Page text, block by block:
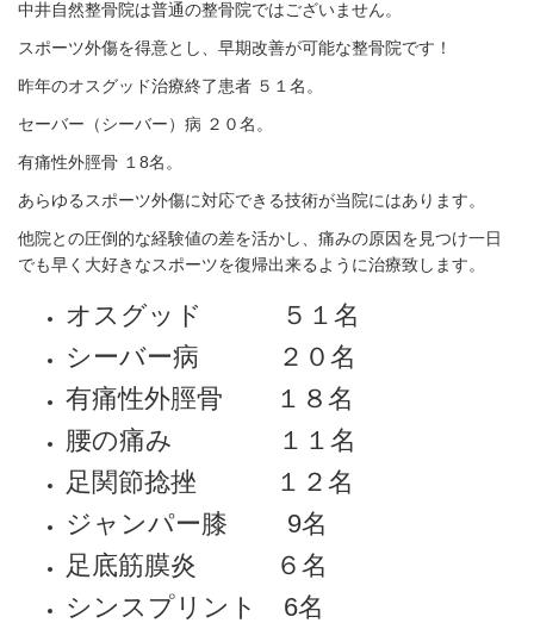
中井自然整骨院は普通の整骨院ではございません。
スポーツ外傷を得意とし、早期改善が可能な整骨院です！
昨年のオスグッド治療終了患者 ５１名。
セーバー（シーバー）病 ２０名。
有痛性外脛骨 １8名。
あらゆるスポーツ外傷に対応できる技術が当院にはあります。
他院との圧倒的な経験値の差を活かし、痛みの原因を見つけ一日
でも早く大好きなスポーツを復帰出来るように治療致します。
オスグッド ５１名
シーバー病 ２０名
有痛性外脛骨 １８名
腰の痛み １１名
足関節捻挫 １２名
ジャンパー膝 9名
足底筋膜炎 ６名
シンスプリント 6名